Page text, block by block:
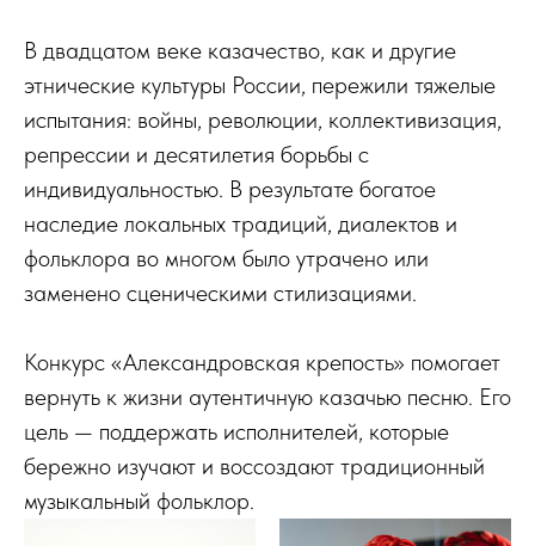
В двадцатом веке казачество, как и другие
этнические культуры России, пережили тяжелые
испытания: войны, революции, коллективизация,
репрессии и десятилетия борьбы с
индивидуальностью. В результате богатое
наследие локальных традиций, диалектов и
фольклора во многом было утрачено или
заменено сценическими стилизациями.
Конкурс «Александровская крепость» помогает
вернуть к жизни аутентичную казачью песню. Его
цель — поддержать исполнителей, которые
бережно изучают и воссоздают традиционный
музыкальный фольклор.